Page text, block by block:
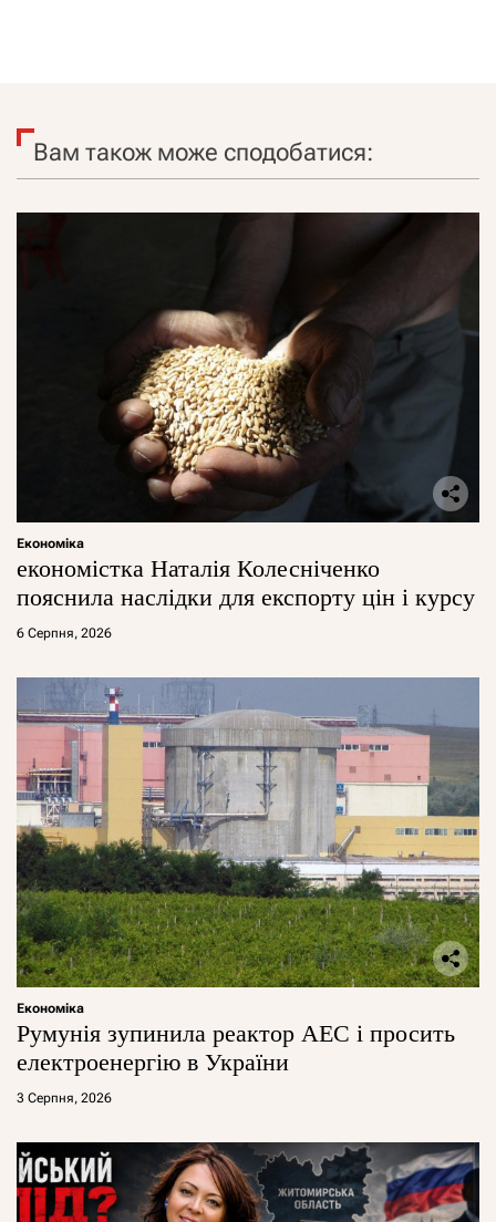
Вам також може сподобатися:
Економіка
економістка Наталія Колесніченко
пояснила наслідки для експорту цін і курсу
6 Серпня, 2026
Економіка
Румунія зупинила реактор АЕС і просить
електроенергію в України
3 Серпня, 2026